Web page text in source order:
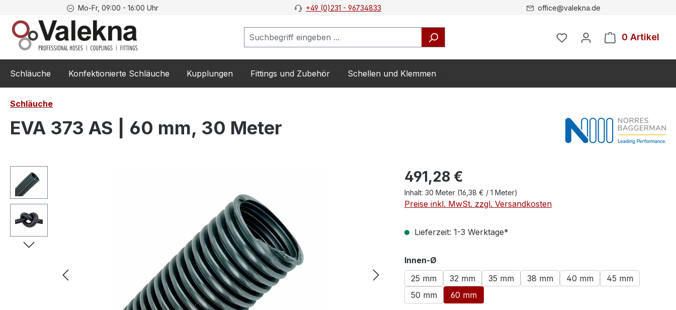
Zur Hauptnavigation springen
Mo-Fr, 09:00 - 16:00 Uhr +49 (0)231 - 96734833 office@valekna.de
0 Artikel
Schläuche Konfektionierte Schläuche Kupplungen Fittings und Zubehör Schellen und Klemmen
Schläuche
EVA 373 AS | 60 mm, 30 Meter
Bildergalerie überspringen 491,28 €
Inhalt: 30 Meter (16,38 € / 1 Meter)
Preise inkl. MwSt. zzgl. Versandkosten
Lieferzeit: 1-3 Werktage*
Innen-Ø
25 mm
32 mm 35 mm 38 mm 40 mm
45 mm
50 mm
60 mm